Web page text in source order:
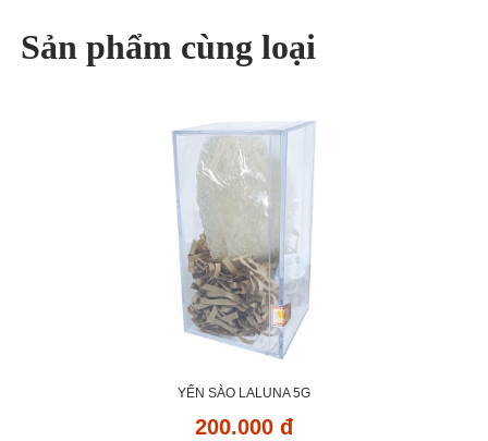
Sản phẩm cùng loại
YẾN SÀO LALUNA 5G
200.000 đ